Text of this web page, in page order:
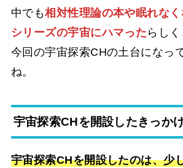
中でも相対性理論の本や眠れな
シリーズの宇宙にハマった らし
今回の宇宙探索CHの土台になっ
ね。
宇宙探索CHを開設したきっか
宇宙探索CHを開設したのは、少